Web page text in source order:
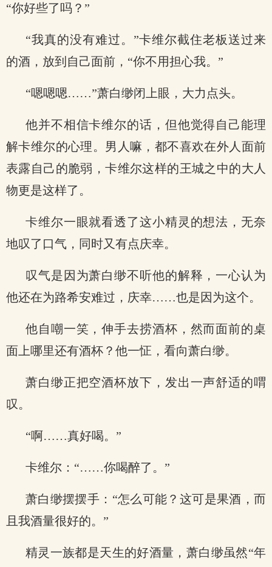
“你好些了吗？”
“我真的没有难过。”卡维尔截住老板送过来
的酒，放到自己面前，“你不用担心我。”
“嗯嗯嗯……”萧白缈闭上眼，大力点头。
他并不相信卡维尔的话，但他觉得自己能理
解卡维尔的心理。男人嘛，都不喜欢在外人面前
表露自己的脆弱，卡维尔这样的王城之中的大人
物更是这样了。
卡维尔一眼就看透了这小精灵的想法，无奈
地叹了口气，同时又有点庆幸。
叹气是因为萧白缈不听他的解释，一心认为
他还在为路希安难过，庆幸……也是因为这个。
他自嘲一笑，伸手去捞酒杯，然而面前的桌
面上哪里还有酒杯？他一怔，看向萧白缈。
萧白缈正把空酒杯放下，发出一声舒适的喟
叹。
“啊……真好喝。”
卡维尔：“……你喝醉了。”
萧白缈摆摆手：“怎么可能？这可是果酒，而
且我酒量很好的。”
精灵一族都是天生的好酒量，萧白缈虽然“年